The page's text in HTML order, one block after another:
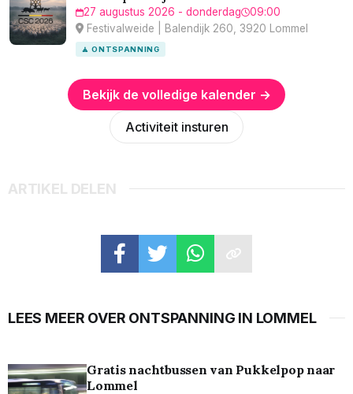
27 augustus 2026 - donderdag
09:00
Festivalweide | Balendijk 260, 3920 Lommel
🧘 ONTSPANNING
Bekijk de volledige kalender →
Activiteit insturen
ARTIKEL DELEN
LEES MEER OVER ONTSPANNING IN LOMMEL
Gratis nachtbussen van Pukkelpop naar
Lommel